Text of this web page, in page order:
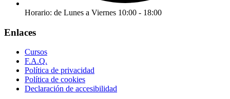
Horario: de Lunes a Viernes 10:00 - 18:00
Enlaces
Cursos
F.A.Q.
Política de privacidad
Política de cookies
Declaración de accesibilidad